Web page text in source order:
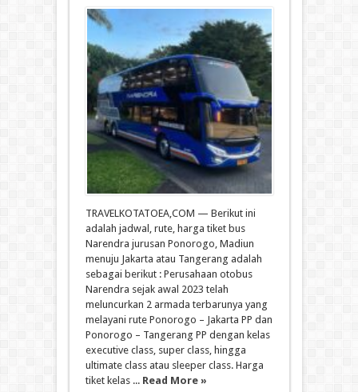
TRAVELKOTATOEA,COM — Berikut ini
adalah jadwal, rute, harga tiket bus
Narendra jurusan Ponorogo, Madiun
menuju Jakarta atau Tangerang adalah
sebagai berikut : Perusahaan otobus
Narendra sejak awal 2023 telah
meluncurkan 2 armada terbarunya yang
melayani rute Ponorogo – Jakarta PP dan
Ponorogo – Tangerang PP dengan kelas
executive class, super class, hingga
ultimate class atau sleeper class. Harga
tiket kelas ... Read More »